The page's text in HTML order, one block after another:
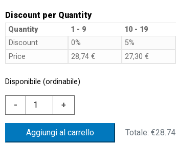
Discount per Quantity
Quantity 1 - 9 10 - 19
Discount
0% 5%
Price
28,74€ 27,30€
Disponibile (ordinabile)
-
LIVEL.ELETTROM.ASTA
E
GALL.
POLIPROP.
+
Aggiungi al carrello Totale:€28.74